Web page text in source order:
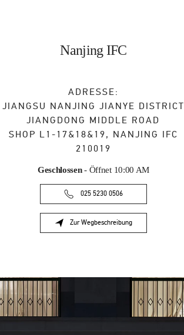
Nanjing IFC
ADRESSE:
JIANGSU NANJING JIANYE DISTRICT
JIANGDONG MIDDLE ROAD
SHOP L1-17&18&19, NANJING IFC
210019
Geschlossen- Öffnet 10:00 AM
025 5230 0506
Zur Wegbeschreibung
Link Opens in New Tab